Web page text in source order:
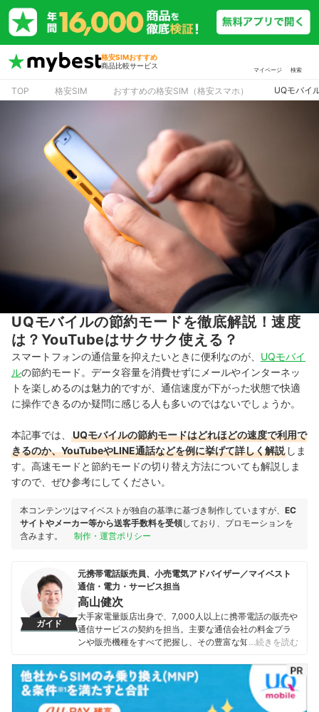
格安SIMおすすめ
商品比較サービス
マイページ 検索
TOP 格安SIM おすすめの格安SIM（格安スマホ） UQモバイ
UQモバイルの節約モードを徹底解説！速度
は？YouTubeはサクサク使える？
スマートフォンの通信量を抑えたいときに便利なのが、 UQモバイ
ルの節約モード。データ容量を消費せずにメールやインターネッ
トを楽しめるのは魅力的ですが、通信速度が下がった状態で快適
に操作できるのか疑問に感じる人も多いのではないでしょうか。
本記事では、
UQモバイルの節約モードはどれほどの速度で利用で
きるのか、YouTubeやLINE通話などを例に挙げて詳しく解説 しま
す。高速モードと節約モードの切り替え方法についても解説しま
すので、ぜひ参考にしてください。
本コンテンツはマイベストが独自の基準に基づき制作していますが、 EC
サイトやメーカー等から送客手数料を受領しており、プロモーションを
含みます。
制作・運営ポリシー
ガイド
元携帯電話販売員、小売電気アドバイザー／マイベスト
通信・電力・サービス担当
高山健次
大手家電量販店出身で、7,000人以上に携帯電話の販売や
通信サービスの契約を担当。主要な通信会社の料金プラ
ンや販売機種をすべて把握し、その豊富な知識で店舗販
イベストに入社、携帯電話や光ファイバー回線キャリ
ア・インターネットプロバイダーなどの通信会社を専門
に担当しており、格安SIMやホームルーターを実際に回線
契約し各社の料金プランや通信速度の比較を行うととも
…続きを読む